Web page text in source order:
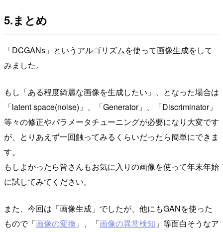
5.まとめ
「DCGANs」というアルゴリズムを使って画像生成をして
みました。
もし「ある程度綺麗な画像を生成したい」、となった場合は
「latent space(noise)」、「Generator」、「Discriminator」
等々の修正やパラメータチューニングが必要になり大変です
が、とりあえず一回触ってみるくらいだったら簡単にできま
す。
もしよかったら皆さんもお気に入りの画像を使って年末年始
に試してみてください。
また、今回は「画像生成」でしたが、他にもGANを使った
もので「画像の変換 」、「画像の異常検知 」等面白そうなア